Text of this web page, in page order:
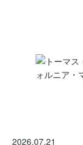
2026.07.21